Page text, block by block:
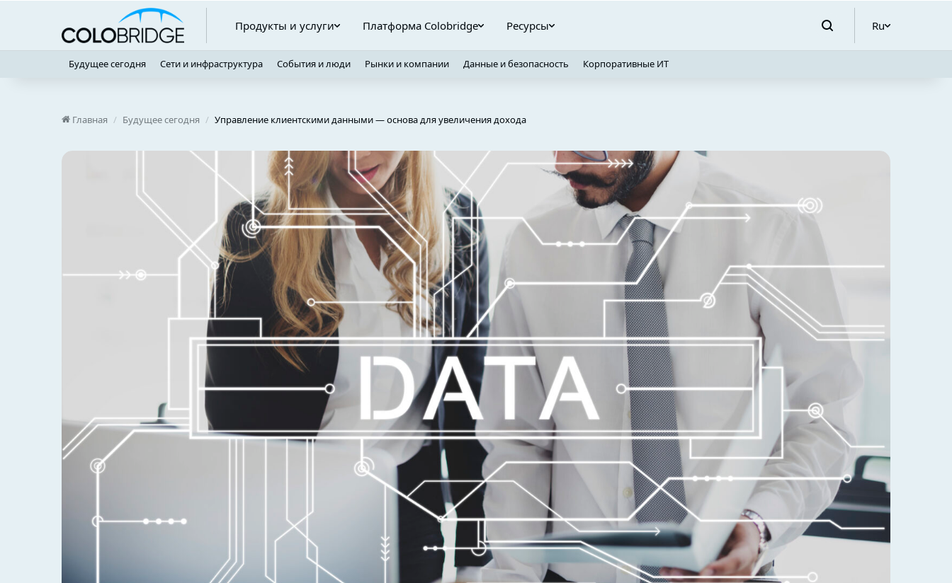
Продукты и услуги Платформа Colobridge Ресурсы Ru
Будущее сегодня Сети и инфраструктура События и люди Рынки и компании Данные и безопасность Корпоративные ИТ
Главная / Будущее сегодня / Управление клиентскими данными — основа для увеличения дохода